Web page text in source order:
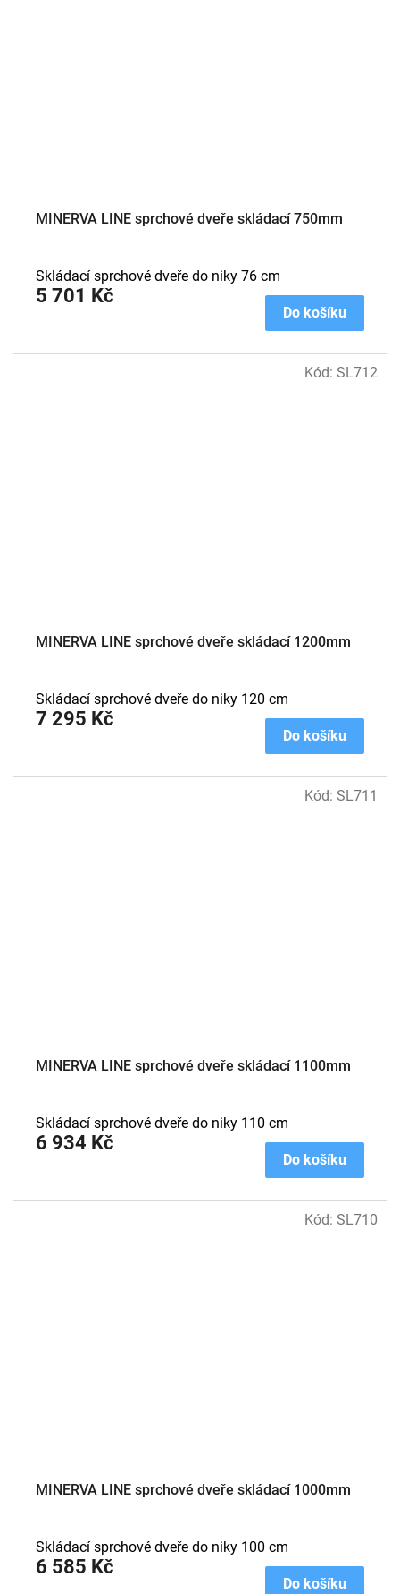
MINERVA LINE sprchové dveře skládací 750mm
5 701 Kč
Do košíku
Skládací sprchové dveře do niky 76 cm
MINERVA LINE sprchové dveře skládací 1200mm
7 295 Kč
Do košíku
Skládací sprchové dveře do niky 120 cm
Kód: SL712
MINERVA LINE sprchové dveře skládací 1100mm
6 934 Kč
Do košíku
Skládací sprchové dveře do niky 110 cm
Kód: SL711
MINERVA LINE sprchové dveře skládací 1000mm
6 585 Kč
Do košíku
Skládací sprchové dveře do niky 100 cm
Kód: SL710